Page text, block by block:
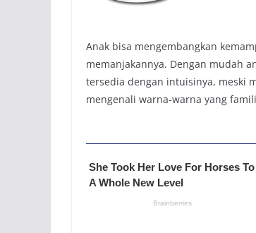
Anak bisa mengembangkan
memanjakannya. Dengan mudah
tersedia dengan intuisinya, meski
mengenali warna-warna yang